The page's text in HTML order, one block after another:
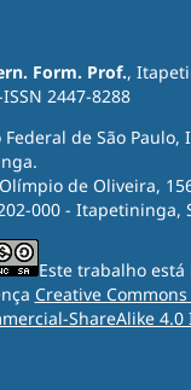
Form. Prof.,
2447-8288
de São Paulo,
Olímpio de Oliveira,
000 - Itapetininga,
Este trabalho
Creative
ShareAlike